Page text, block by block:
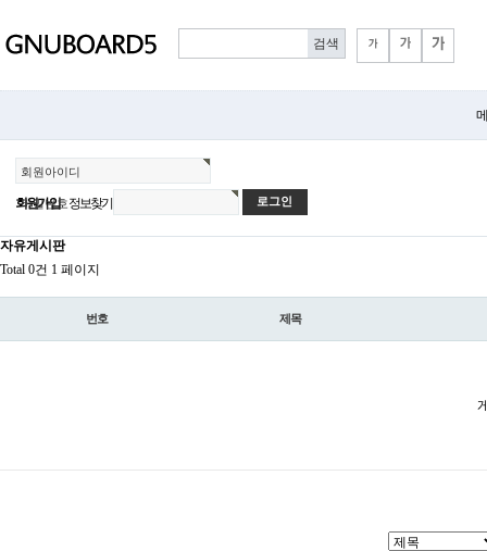
회원아이디
비밀번호
회원가입 정보찾기
자유게시판
Total 0건 1 페이지
번호 제목